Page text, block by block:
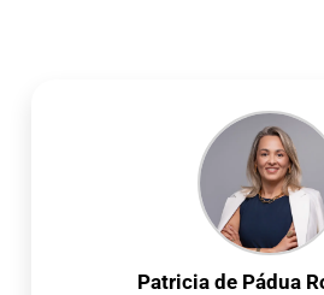
Patricia de Pádua